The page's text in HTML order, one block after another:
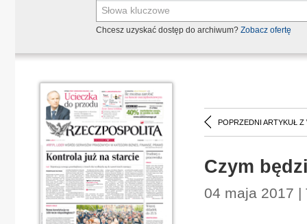
Chcesz uzyskać dostęp do archiwum? Zobacz ofertę
POPRZEDNI ARTYKUŁ Z
Czym
04 maja 2017 |